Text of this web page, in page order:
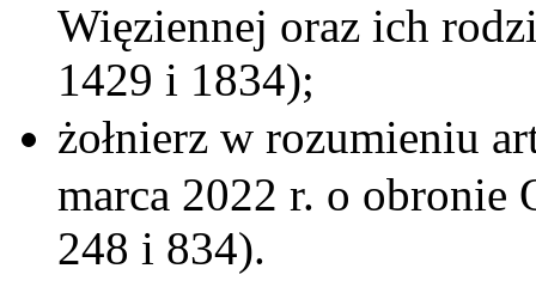
Więziennej oraz ich
1429 i 1834);
żołnierz w rozumieniu
marca 2022 r. o obronie
248 i 834).